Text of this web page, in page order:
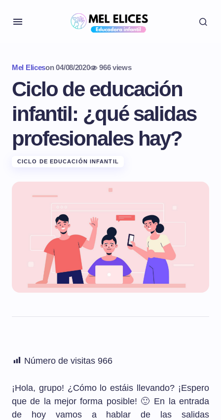
Mel Eliceson 04/08/2020 966 views
Ciclo de educación
infantil: ¿qué salidas
profesionales hay?
CICLO DE EDUCACIÓN INFANTIL
Número de visitas 966
¡Hola, grupo! ¿Cómo lo estáis llevando? ¡Espero
que de la mejor forma posible! 🙂 En la entrada
de hoy vamos a hablar de las salidas